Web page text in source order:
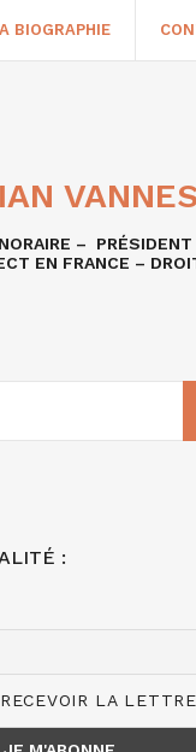
BIOGRAPHIE
– PRÉSIDENT
EN FRANCE –
:
LA LETTRE